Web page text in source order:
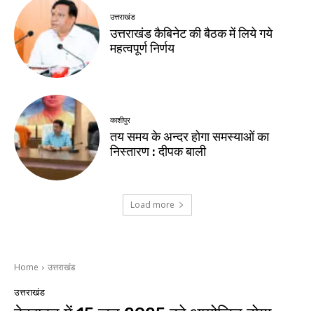
उत्तराखंड
उत्तराखंड कैबिनेट की बैठक में लिये गये
महत्वपूर्ण निर्णय
काशीपुर
तय समय के अन्दर होगा समस्याओं का
निस्तारण : दीपक बाली
Load more